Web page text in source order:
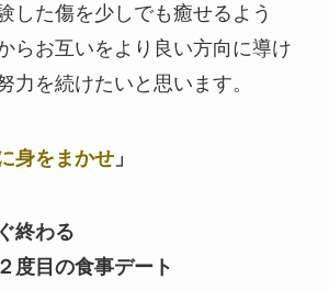
した傷を少しでも癒せるよう
らお互いをより良い方向に導け
力を続けたいと思います。
身をまかせ」
終わる
度目の食事デート